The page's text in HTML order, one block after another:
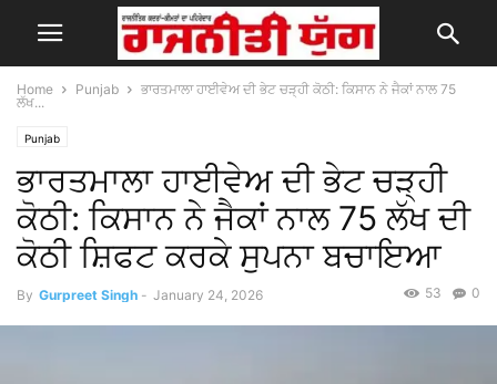
Home Punjab
ਭਾਰਤਮਾਲਾ ਹਾਈਵੇਅ ਦੀ ਭੇਟ ਚੜ੍ਹੀ ਕੋਠੀ: ਕਿਸਾਨ ਨੇ ਜੈਕਾਂ ਨਾਲ 75
ਲੱਖ...
Punjab
ਭਾਰਤਮਾਲਾ ਹਾਈਵੇਅ ਦੀ ਭੇਟ ਚੜ੍ਹੀ
ਕੋਠੀ: ਕਿਸਾਨ ਨੇ ਜੈਕਾਂ ਨਾਲ 75 ਲੱਖ ਦੀ
ਕੋਠੀ ਸ਼ਿਫਟ ਕਰਕੇ ਸੁਪਨਾ ਬਚਾਇਆ
By Gurpreet Singh - January 24, 2026 0
53